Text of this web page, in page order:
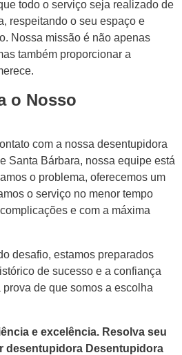
todo o serviço seja realizado de
respeitando o seu espaço e
Nossa missão é não apenas
também proporcionar a
o Nosso
com a nossa desentupidora
Santa Bárbara, nossa equipe está
o problema, oferecemos um
o serviço no menor tempo
e com a máxima
desafio, estamos preparados
de sucesso e a confiança
de que somos a escolha
e excelência. Resolva seu
desentupidora Desentupidora